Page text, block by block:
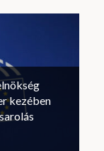
kezében